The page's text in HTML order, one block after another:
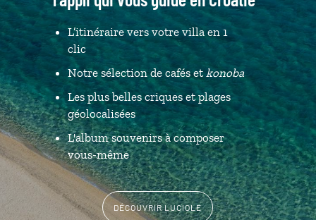
L’itinéraire vers votre villa en 1
clic
Notre sélection de cafés et konoba
Les plus belles criques et plages
géolocalisées
L'album souvenirs à composer
vous-même
DÉCOUVRIR LUCIOLE